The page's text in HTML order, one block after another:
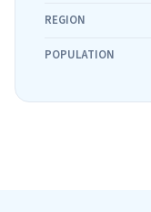
REGION
POPULATION